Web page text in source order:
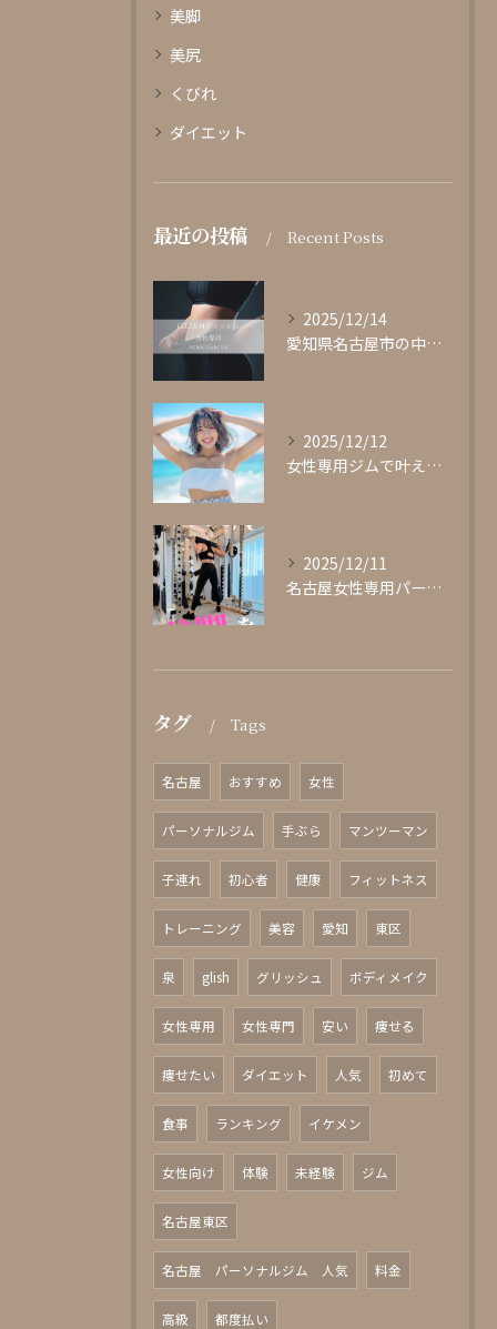
美脚
美尻
くびれ
ダイエット
最近の投稿 Recent Posts
2025/12/14
愛知県名古屋市の中心部に位置する女性専用パーソナルジムgli...
2025/12/12
女性専用ジムで叶える理想の体型作り
2025/12/11
名古屋女性専用パーソナルジムglishグリッシュ
タグ Tags
名古屋 おすすめ 女性
パーソナルジム 手ぶら マンツーマン
子連れ 初心者 健康 フィットネス
トレーニング 美容 愛知 東区
泉 glish グリッシュ ボディメイク
女性専用 女性専門 安い 痩せる
痩せたい ダイエット 人気 初めて
食事 ランキング イケメン
女性向け 体験 未経験 ジム
名古屋東区
名古屋 パーソナルジム 人気 料金
高級 都度払い